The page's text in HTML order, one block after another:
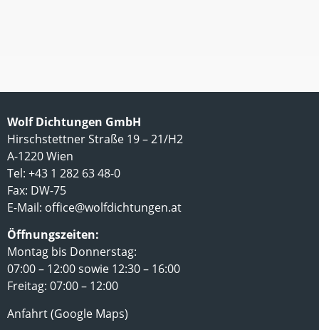
Wolf Dichtungen GmbH
Hirschstettner Straße 19 – 21/H2
A-1220 Wien
Tel: +43 1 282 63 48-0
Fax: DW-75
E-Mail: office@wolfdichtungen.at
Öffnungszeiten:
Montag bis Donnerstag:
07:00 – 12:00 sowie 12:30 – 16:00
Freitag: 07:00 – 12:00
Anfahrt (Google Maps)